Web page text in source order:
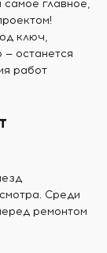
главное,
ключ,
останется
работ
Среди
ремонтом